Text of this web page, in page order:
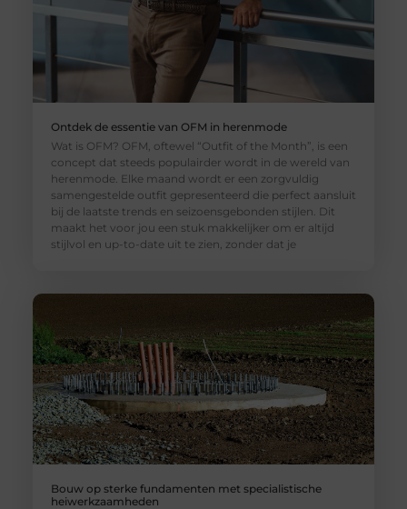
Ontdek de essentie van OFM in herenmode
Wat is OFM? OFM, oftewel “Outfit of the Month”, is een
concept dat steeds populairder wordt in de wereld van
herenmode. Elke maand wordt er een zorgvuldig
samengestelde outfit gepresenteerd die perfect aansluit
bij de laatste trends en seizoensgebonden stijlen. Dit
maakt het voor jou een stuk makkelijker om er altijd
stijlvol en up-to-date uit te zien, zonder dat je
Bouw op sterke fundamenten met specialistische
heiwerkzaamheden